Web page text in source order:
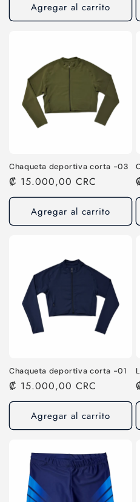
Agregar al carrito
Chaqueta deportiva corta -03
Precio
habitual
₡ 15.000,00 CRC
Agregar al carrito
Chaqueta deportiva corta -01
Precio
habitual
₡ 15.000,00 CRC
Agregar al carrito